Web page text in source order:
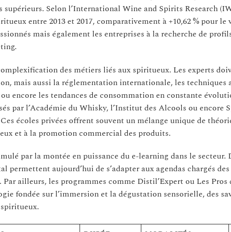
supérieurs. Selon l’International Wine and Spirits Research
entre 2013 et 2017, comparativement à +10,62 % pour
mais également les entreprises à la recherche de
des métiers liés aux spiritueux. Les experts
mais aussi la réglementation internationale, les techniques
encore les tendances de consommation en constante
par l’Académie du Whisky, l’Institut des Alcools ou encore
écoles privées offrent souvent un mélange unique de
et à la promotion commercial des produits.
par la montée en puissance du e-learning dans le secteur.
aujourd’hui de s’adapter aux agendas chargés
Par ailleurs, les programmes comme Distil’Expert ou Les
fondée sur l’immersion et la dégustation sensorielle, des